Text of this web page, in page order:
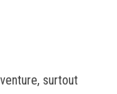
surtout